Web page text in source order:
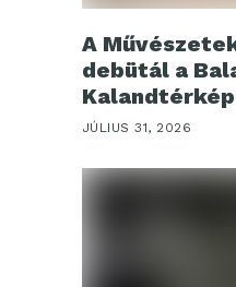
A
debütál a
JÚLIUS 31, 2026